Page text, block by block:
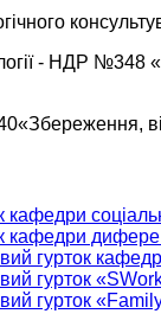
- НДР
гурток кафедри
гурток
гурток